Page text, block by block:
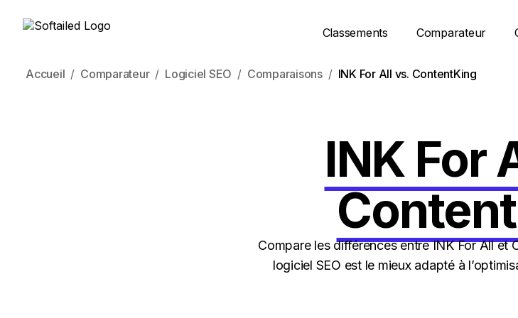
Classements Comparateur
Accueil Comparateur Logiciel SEO Comparaisons INK For All vs. ContentKing
INK For
Compare les différences entre INK For All et
logiciel SEO est le mieux adapté à